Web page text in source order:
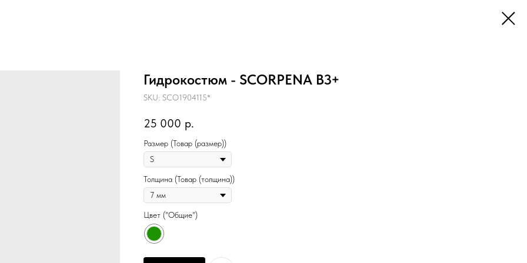
Гидрокостюм - SCORPENA B3+
SKU: SCO1904115*
25 000 р.
Размер (Товар (размер))
Толщина (Товар (толщина))
Цвет ("Общие")